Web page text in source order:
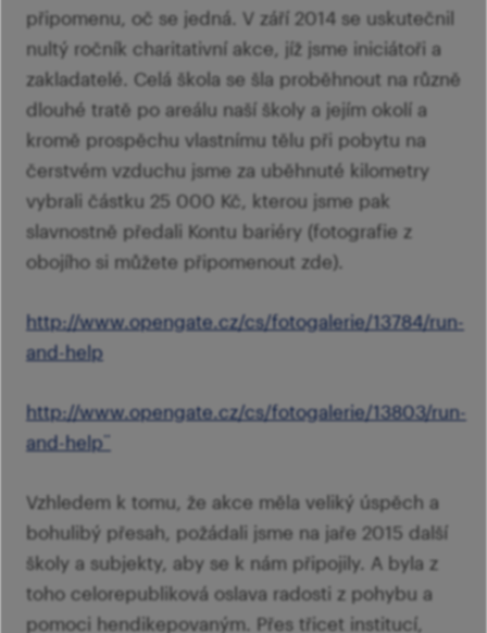
připomenu, oč se jedná. V září 2014 se uskutečnil
nultý ročník charitativní akce, jíž jsme iniciátoři a
zakladatelé. Celá škola se šla proběhnout na různě
dlouhé tratě po areálu naší školy a jejím okolí a
kromě prospěchu vlastnímu tělu při pobytu na
čerstvém vzduchu jsme za uběhnuté kilometry
vybrali částku 25 000 Kč, kterou jsme pak
slavnostně předali Kontu bariéry (fotografie z
obojího si můžete připomenout zde).
http://www.opengate.cz/cs/fotogalerie/13784/run-
and-help
http://www.opengate.cz/cs/fotogalerie/13803/run-
and-help¨
Vzhledem k tomu, že akce měla veliký úspěch a
bohulibý přesah, požádali jsme na jaře 2015 další
školy a subjekty, aby se k nám připojily. A byla z
toho celorepubliková oslava radosti z pohybu a
pomoci hendikepovaným. Přes třicet institucí,